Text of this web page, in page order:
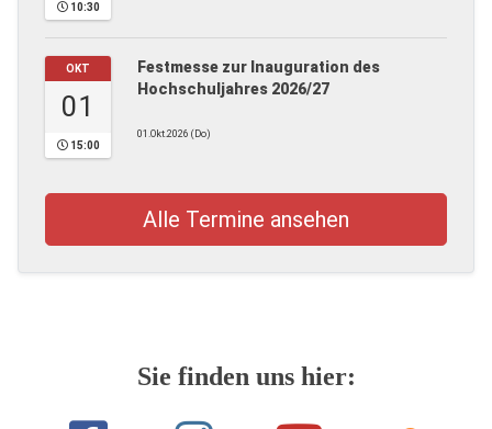
10:30
OKT
01
15:00
Festmesse zur Inauguration des
Hochschuljahres 2026/27
01.Okt.2026 (Do)
Alle Termine ansehen
Sie finden uns hier: